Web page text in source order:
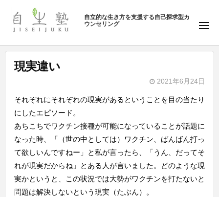
ン
自
塾
自立的な生き方を支援する自己探求型カ
ウンセリング
メ
ュ
ー
現実違い
2021年6月24日
y
自
生
塾
それぞれにそれぞれの現実があるということを目の当たり
にしたエピソード。
あちこちでワクチン接種が可能になっていることが話題に
なった時、「（世の中としては）ワクチン、ばんばん打っ
て欲しいんですねー」と私が言ったら、「うん、だってそ
れが現実だからね」とある人が言いました。どのような現
実かというと、この状況では大勢がワクチンを打たないと
問題は解決しないという現実（たぶん）。